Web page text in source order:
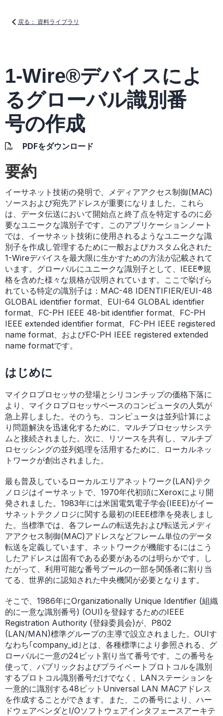
戻る： 資料ライブラリ
1-Wire®デバイスによ
るグローバル識別番
号の作成
PDFをダウンロード
要約
イーサネット技術の発明で、メディアアクセス制御(MAC)
ソースおよび宛先アドレスが重要になりました。これら
は、データ伝送において開始点と終了点を特定するのに必
要なユニークな識別子です。このアプリケーションノート
では、イーサネット技術に使用されるようなユニークな識
別子を作成し管理するために一般およびカスタム化された
1-Wireデバイスを最大限に生かすための方法が記載されて
います。グローバルにユニークな識別子として、IEEE®規
格を含めた様々な規格が説明されています。ここで挙げら
れている特定の識別子は：MAC-48 IDENTIFIER/EUI-48
GLOBAL identifier format、EUI-64 GLOBAL identifier
format、FC-PH IEEE 48-bit identifier format、FC-PH
IEEE extended identifier format、FC-PH IEEE registered
name format、およびFC-PH IEEE registered extended
name formatです。
はじめに
マイクロプロセッサの登場とシリコンチップの価格下落に
より、マイクロプロセッサベースのコンピュータの人気が
急上昇しました。そのうち、コンピュータは並列計算によ
り問題解決を迅速化するために、マルチプロセッサシステ
ムと接続されました。次に、リソースを共有し、マルチプ
ロセッシングの並列処理を活用するために、ローカルネッ
トワークが創出されました。
最も普及しているローカルエリアネットワーク(LAN)テク
ノロジはイーサネットで、1970年代初頭にXeroxにより開
発されました。1983年には米国電気電子学会(IEEE)がイー
サネットテクノロジに関する最初のIEEE標準を発表しまし
た。当標準では、各フレームの転送先および転送元メディ
アアクセス制御(MAC)アドレスなどフレーム単位のデータ
転送を定義しています。ネットワークが機能するにはこう
したアドレスは固有である必要があるのは明らかです。し
たがって、利用可能な番号プールの一部を関係者に割り当
てる、世界的に認知された中央機関が必要となります。
そこで、1986年にOrganizationally Unique Identifier (組織
的に一意な識別番号) (OUI)を登録するためのIEEE
Registration Authority (登録委員会)が、P802
(LAN/MAN)標準グループの主導で設立されました。OUIす
なわち｢company_id｣とは、各種標準により参照される、グ
ローバルに一意の24ビット割り当て番号です。この番号を
使って、パブリックおよびプライベートプロトコルを識別
するプロトコル識別番号だけでなく、LANステーションを
一意的に識別する48ビットUniversal LAN MACアドレス
を作成することができます。また、この番号により、ハー
ドウェアベンダとI/Oソフトウェアインタフェースアーキテ